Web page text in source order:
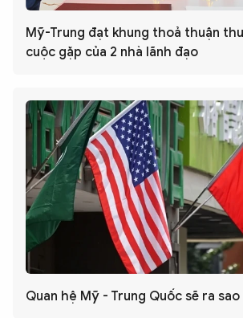
Mỹ-Trung đạt khung thoả thuận
cuộc gặp của 2 nhà lãnh đạo
Quan hệ Mỹ - Trung Quốc sẽ ra sao